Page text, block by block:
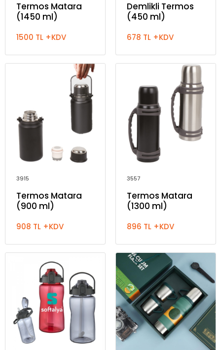
Termos Matara
(1450 ml)
1500 TL +KDV
Demlikli Termos
(450 ml)
678 TL +KDV
3915
Termos Matara
(900 ml)
908 TL +KDV
3557
Termos Matara
(1300 ml)
896 TL +KDV